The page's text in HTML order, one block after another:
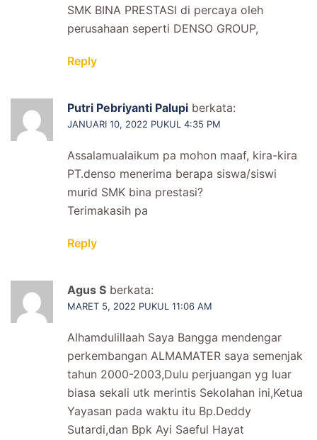
SMK BINA PRESTASI di percaya oleh
perusahaan seperti DENSO GROUP,
Reply
Putri Pebriyanti Palupi berkata:
JANUARI 10, 2022 PUKUL 4:35 PM
Assalamualaikum pa mohon maaf, kira-kira
PT.denso menerima berapa siswa/siswi
murid SMK bina prestasi?
Terimakasih pa
Reply
Agus S berkata:
MARET 5, 2022 PUKUL 11:06 AM
Alhamdulillaah Saya Bangga mendengar
perkembangan ALMAMATER saya semenjak
tahun 2000-2003,Dulu perjuangan yg luar
biasa sekali utk merintis Sekolahan ini,Ketua
Yayasan pada waktu itu Bp.Deddy
Sutardi,dan Bpk Ayi Saeful Hayat